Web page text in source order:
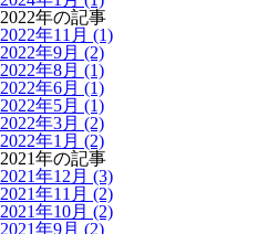
2022年の記事
2022年11月 (1)
2022年9月 (2)
2022年8月 (1)
2022年6月 (1)
2022年5月 (1)
2022年3月 (2)
2022年1月 (2)
2021年の記事
2021年12月 (3)
2021年11月 (2)
2021年10月 (2)
2021年9月 (2)